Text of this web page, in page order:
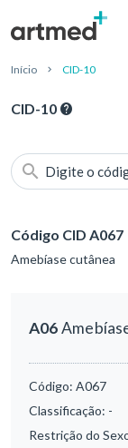
Início CID-10
CID-10
Digite o
Código CID A067
Amebíase cutânea
A06
Código: A067
Classificação: -
Restrição do